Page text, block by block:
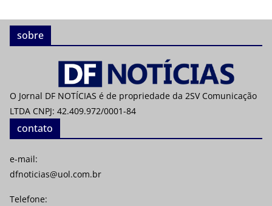
sobre
O Jornal DF NOTÍCIAS é de propriedade da 2SV Comunicação
LTDA CNPJ: 42.409.972/0001-84
contato
e-mail:
dfnoticias@uol.com.br
Telefone: